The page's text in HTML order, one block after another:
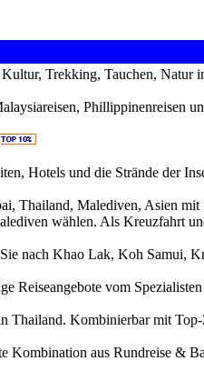
Trekking, Tauchen, Natur
Phillippinenreisen
Hotels und die Strände der
Thailand, Malediven, Asien mit
wählen. Als Kreuzfahrt
nach Khao Lak, Koh Samui,
Reiseangebote vom
Thailand. Kombinierbar mit
Kombination aus Rundreise &